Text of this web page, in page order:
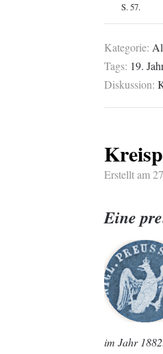
S. 57.
Kategorie:
Tags: 19.
Diskussion:
Erstellt am
Eine
im Jahr 1882.